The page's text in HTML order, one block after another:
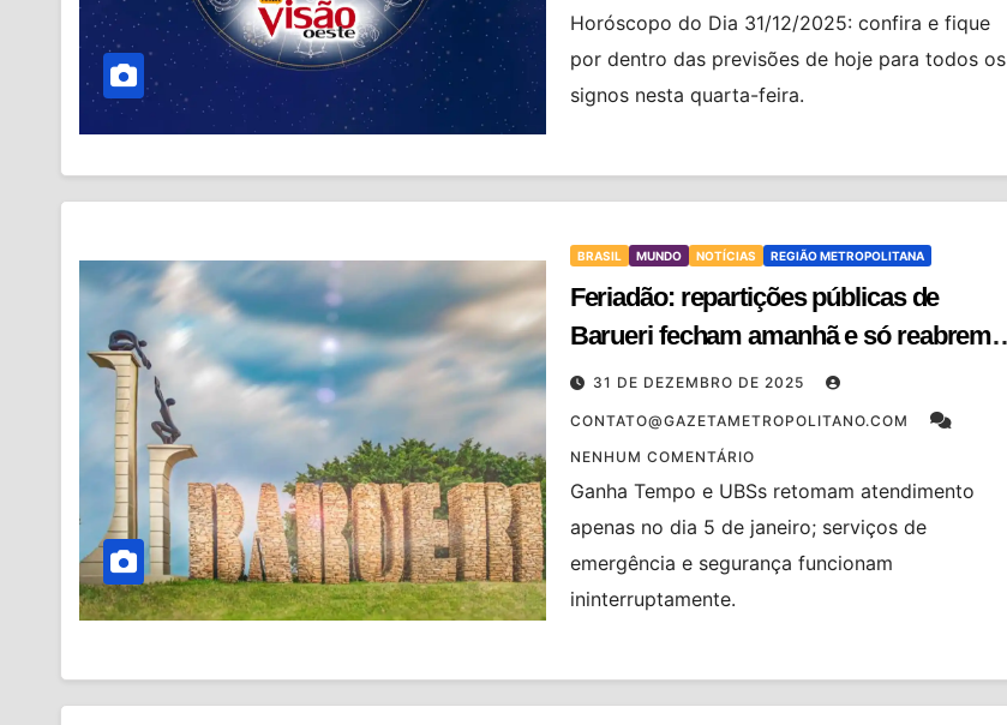
Horóscopo do Dia 31/12/2025: confira e fique
por dentro das previsões de hoje para todos os
signos nesta quarta-feira.
BRASIL MUNDO NOTÍCIAS REGIÃO METROPOLITANA
Feriadão: repartições públicas de
Barueri fecham amanhã e só reabrem
dia 531 DE DEZEMBRO DE 2025
CONTATO@GAZETAMETROPOLITANO.COM
NENHUM COMENTÁRIO
Ganha Tempo e UBSs retomam atendimento
apenas no dia 5 de janeiro; serviços de
emergência e segurança funcionam
ininterruptamente.